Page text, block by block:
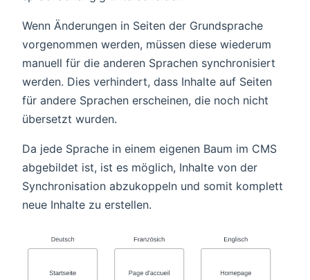
Wenn Änderungen in Seiten der Grundsprache
vorgenommen werden, müssen diese wiederum
manuell für die anderen Sprachen synchronisiert
werden. Dies verhindert, dass Inhalte auf Seiten
für andere Sprachen erscheinen, die noch nicht
übersetzt wurden.
Da jede Sprache in einem eigenen Baum im CMS
abgebildet ist, ist es möglich, Inhalte von der
Synchronisation abzukoppeln und somit komplett
neue Inhalte zu erstellen.